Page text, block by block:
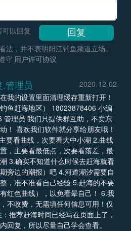
可以回复
法，并不表明阳江钓鱼频道立场。
守 用户许可协议
管理员
2020-12-02
我的设置里面清理缓存重新打开！
鱼赶海地区） 18023878406 小编
管理员 我们只提供群互助，不卖东
！ 喜欢我们软件就分享给朋友哦！
要看曲线，次要看大中小潮 2.曲线
，主要看最低点，次要看落差，最
3.确实不知道什么时候去赶海就看
旁边的潮报）吧 4.河道潮汐需要自
，准不准看自己经验 5.赶海的不要
红色曲线），以免看晕自己！ 6.我
不收费，无需填任何信息可用！仅
推荐赶海时间已经写在页面上了，
回复，所以尽量自己学会查看。